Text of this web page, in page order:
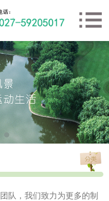
，我们致力为更多的制